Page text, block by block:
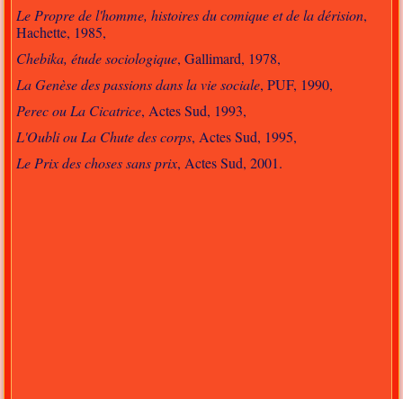
Le Propre de l'homme, histoires du comique et de la dérision,
Hachette, 1985,
Chebika, étude sociologique, Gallimard, 1978,
La Genèse des passions dans la vie sociale, PUF, 1990,
Perec ou La Cicatrice, Actes Sud, 1993,
L'Oubli ou La Chute des corps, Actes Sud, 1995,
Le Prix des choses sans prix, Actes Sud, 2001.